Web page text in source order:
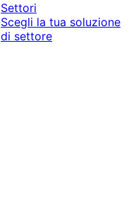
Settori
Scegli la tua soluzione
di settore